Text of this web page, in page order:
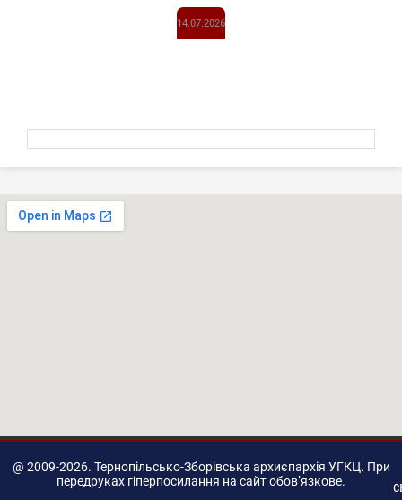
14.07.2026
@ 2009-2026. Тернопільсько-Зборівська архиєпархія УГКЦ. При
передруках гіперпосилання на сайт обов’язкове.